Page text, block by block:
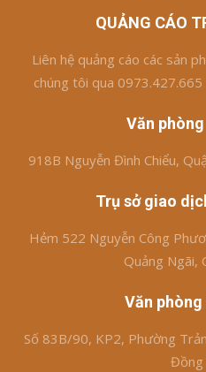
QUẢNG CÁO
Liên hệ quảng cáo các sản
chúng tôi qua 0973.427.665
Văn phòng
918B Nguyễn Đình Chiểu,
Trụ sở giao
Hẻm 522 Nguyễn Công
Quảng Ngãi,
Văn
Số 83B/90, KP2, Phường
Đồng